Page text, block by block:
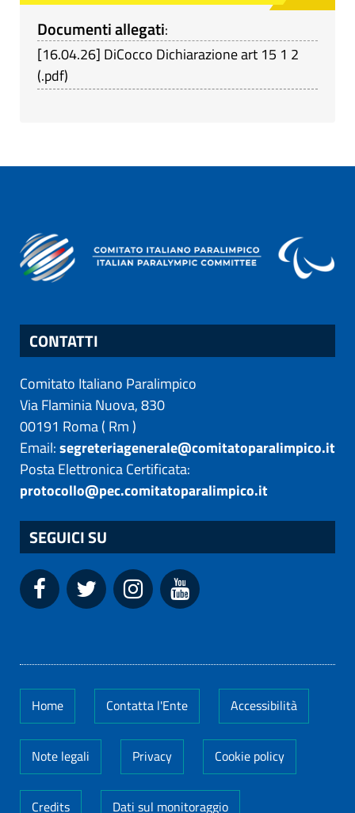
Documenti allegati:
[16.04.26] DiCocco Dichiarazione art 15 1 2
(.pdf)
CONTATTI
Comitato Italiano Paralimpico
Via Flaminia Nuova, 830
00191 Roma( Rm)
Email:segreteriagenerale@comitatoparalimpico.it
Posta Elettronica Certificata:
protocollo@pec.comitatoparalimpico.it
SEGUICI SU
Home Contatta l'Ente Accessibilità
Note legali Privacy Cookie policy
Credits Dati sul monitoraggio